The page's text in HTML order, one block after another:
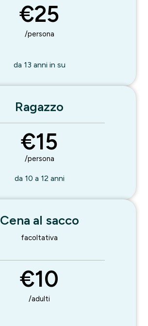
€25
/persona
da 13 anni in su
Ragazzo
€15
/persona
da 10 a 12 anni
Cena al sacco
facoltativa
€10
/adulti